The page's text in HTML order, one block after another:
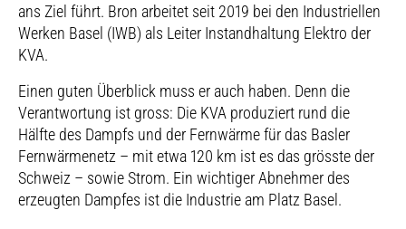
ans Ziel führt. Bron arbeitet seit 2019 bei den Industriellen
Werken Basel (IWB) als Leiter Instandhaltung Elektro der
KVA.
Einen guten Überblick muss er auch haben. Denn die
Verantwortung ist gross: Die KVA produziert rund die
Hälfte des Dampfs und der Fernwärme für das Basler
Fernwärmenetz – mit etwa 120 km ist es das grösste der
Schweiz – sowie Strom. Ein wichtiger Abnehmer des
erzeugten Dampfes ist die Industrie am Platz Basel.